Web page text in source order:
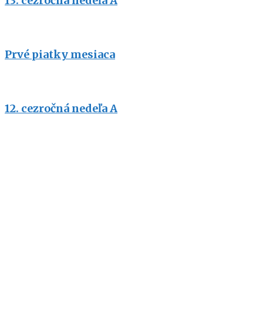
Prvé piatky mesiaca
12. cezročná nedeľa A